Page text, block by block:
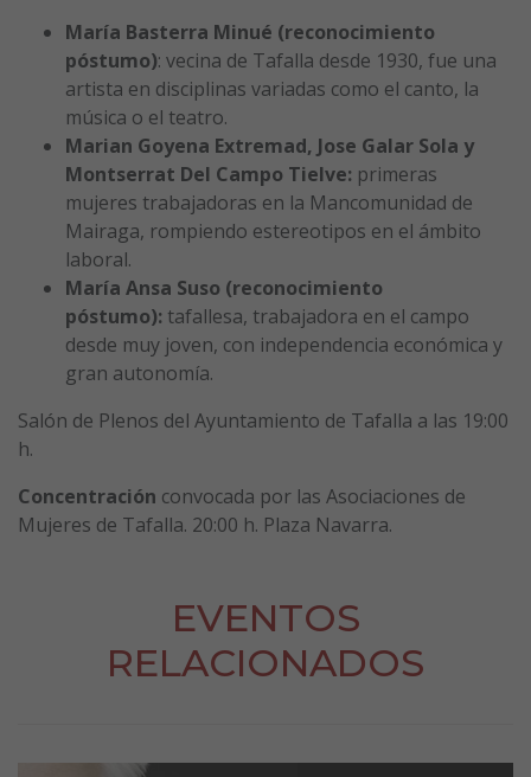
María Basterra Minué (reconocimiento
póstumo): vecina de Tafalla desde 1930, fue una
artista en disciplinas variadas como el canto, la
música o el teatro.
Marian Goyena Extremad, Jose Galar Sola y
Montserrat Del Campo Tielve: primeras
mujeres trabajadoras en la Mancomunidad de
Mairaga, rompiendo estereotipos en el ámbito
laboral.
María Ansa Suso (reconocimiento
póstumo): tafallesa, trabajadora en el campo
desde muy joven, con independencia económica y
gran autonomía.
Salón de Plenos del Ayuntamiento de Tafalla a las 19:00
h.
Concentración convocada por las Asociaciones de
Mujeres de Tafalla. 20:00 h. Plaza Navarra.
EVENTOS
RELACIONADOS